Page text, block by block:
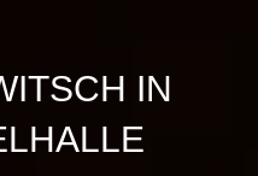
IN